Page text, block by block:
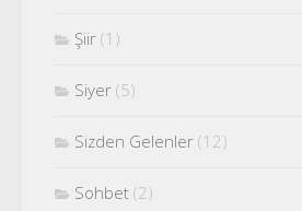
Şiir (1)
Siyer (5)
Sizden Gelenler (12)
Sohbet (2)